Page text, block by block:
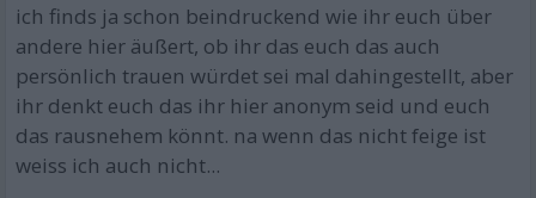
ich finds ja schon beindruckend wie ihr euch über
andere hier äußert, ob ihr das euch das auch
persönlich trauen würdet sei mal dahingestellt, aber
ihr denkt euch das ihr hier anonym seid und euch
das rausnehem könnt. na wenn das nicht feige ist
weiss ich auch nicht...